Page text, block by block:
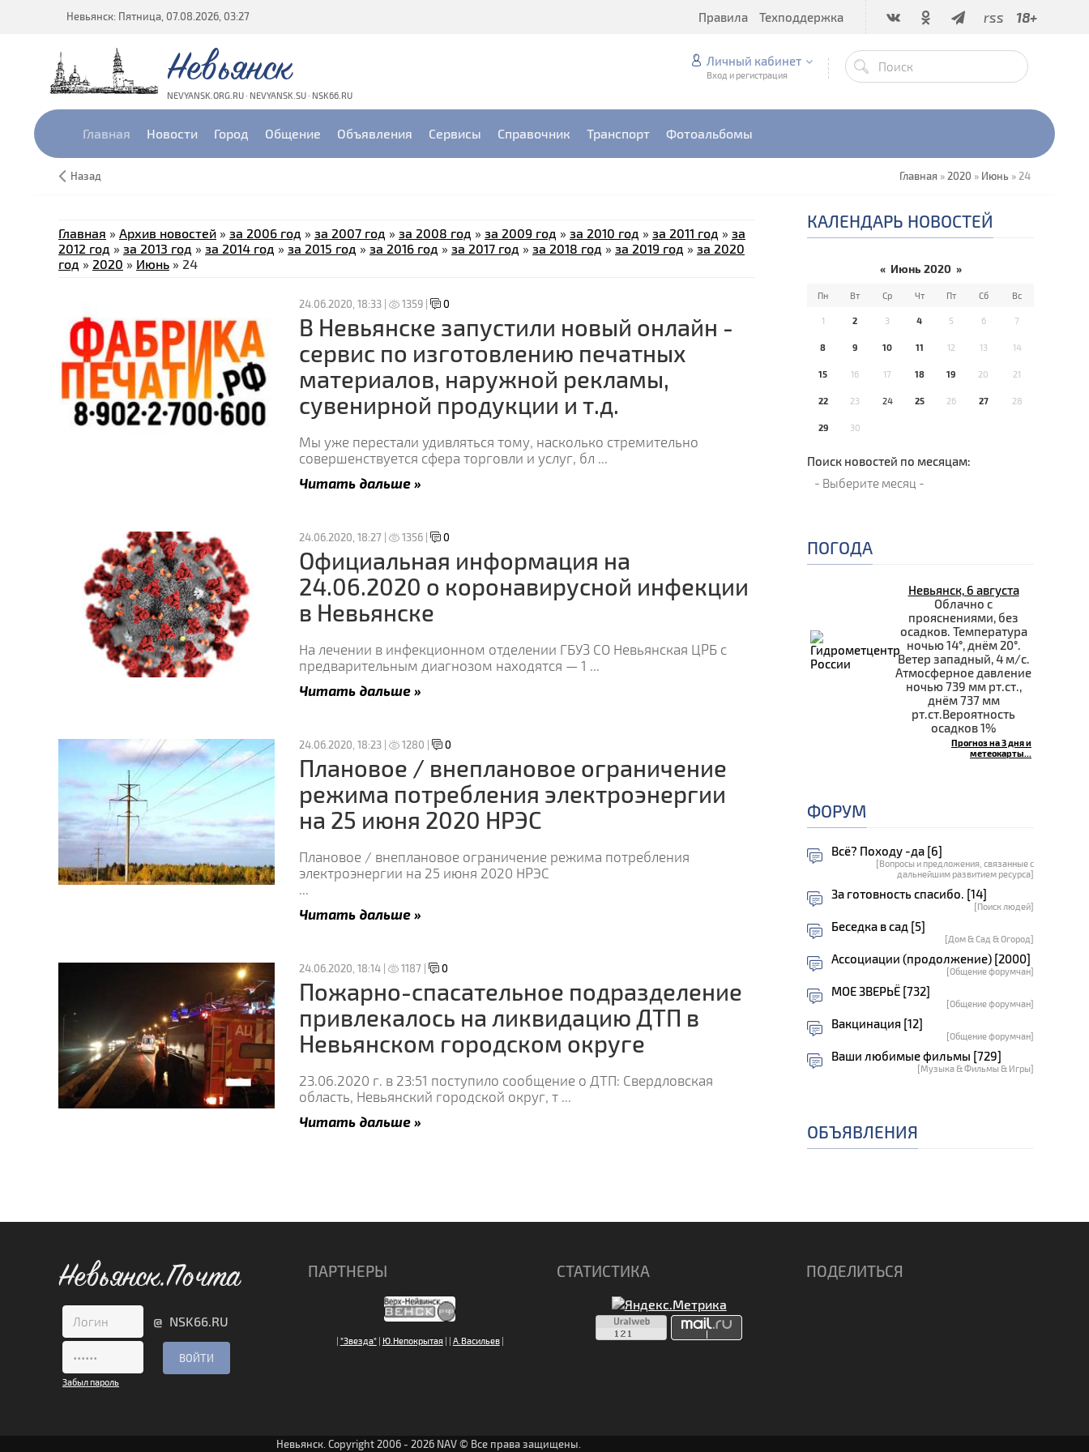
Невьянск: Пятница, 07.08.2026, 03:27 rss 18+
Правила Техподдержка
Невьянск
NEVYANSK.ORG.RU · NEVYANSK.SU · NSK66.RU
Личный кабинет
Вход и регистрация
Главная Новости Город Общение Объявления Сервисы Справочник Транспорт Фотоальбомы
Назад Главная » 2020 » Июнь » 24
Главная » Архив новостей » за 2006 год » за 2007 год » за 2008 год » за 2009 год » за 2010 год » за 2011 год » за
2012 год » за 2013 год » за 2014 год » за 2015 год » за 2016 год » за 2017 год » за 2018 год » за 2019 год » за 2020
год » 2020 » Июнь » 24
24.06.2020, 18:33 | 1359 | 0
В Невьянске запустили новый онлайн -
сервис по изготовлению печатных
материалов, наружной рекламы,
сувенирной продукции и т.д.
Мы уже перестали удивляться тому, насколько стремительно
совершенствуется сфера торговли и услуг, бл ...
Читать дальше »
24.06.2020, 18:27 | 1356 | 0
Официальная информация на
24.06.2020 о коронавирусной инфекции
в Невьянске
На лечении в инфекционном отделении ГБУЗ СО Невьянская ЦРБ с
предварительным диагнозом находятся — 1 ...
Читать дальше »
24.06.2020, 18:23 | 1280 | 0
Плановое / внеплановое ограничение
режима потребления электроэнергии
на 25 июня 2020 НРЭС
Плановое / внеплановое ограничение режима потребления
электроэнергии на 25 июня 2020 НРЭС
...
Читать дальше »
24.06.2020, 18:14 | 1187 | 0
Пожарно-спасательное подразделение
привлекалось на ликвидацию ДТП в
Невьянском городском округе
23.06.2020 г. в 23:51 поступило сообщение о ДТП: Свердловская
область, Невьянский городской округ, т ...
Читать дальше »
КАЛЕНДАРЬ НОВОСТЕЙ
« Июнь 2020 »
Пн Вт Ср Чт Пт Сб Вс
1 2 3 4 5 6 7
8 9 10 11 12 13 14
15 16 17 18 19 20 21
22 23 24 25 26 27 28
29 30
Поиск новостей по месяцам:
ПОГОДА
Невьянск, 6 августа
Облачно с
прояснениями, без
осадков. Температура
ночью 14°, днём 20°.
Ветер западный, 4 м/с.
Атмосферное давление
ночью 739 мм рт.ст.,
днём 737 мм
рт.ст.Вероятность
осадков 1%
Прогноз на 3 дня и
метеокарты...
ФОРУМ
Всё? Походу -да [6]
[Вопросы и предложения, связанные с
дальнейшим развитием ресурса]
За готовность спасибо. [14]
[Поиск людей]
Беседка в сад [5]
[Дом & Сад & Огород]
Ассоциации (продолжение) [2000]
[Общение форумчан]
МОЕ ЗВЕРЬЁ [732]
[Общение форумчан]
Вакцинация [12]
[Общение форумчан]
Ваши любимые фильмы [729]
[Музыка & Фильмы & Игры]
ОБЪЯВЛЕНИЯ
Невьянск.Почта
@ NSK66.RU
Забыл пароль
ПАРТНЕРЫ
| "Звезда"| Ю.Непокрытая| | А.Васильев|
СТАТИСТИКА ПОДЕЛИТЬСЯ
Невьянск. Copyright 2006 - 2026 NAV © Все права защищены.